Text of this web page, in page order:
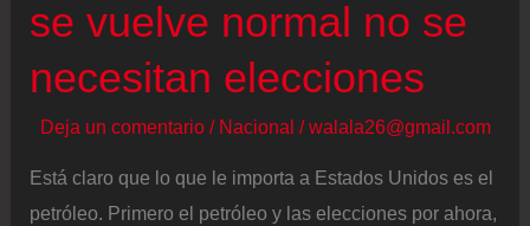
se vuelve normal no se
necesitan elecciones
Deja un comentario / Nacional /walala26@gmail.com
Está claro que lo que le importa a Estados Unidos es el
petróleo. Primero el petróleo y las elecciones por ahora,